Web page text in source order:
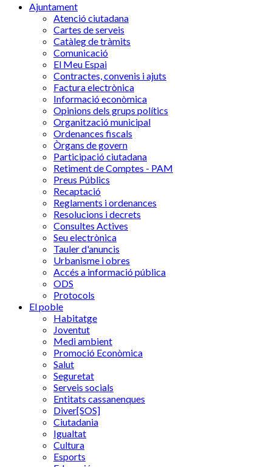
Ajuntament
Atenció ciutadana
Cartes de serveis
Catàleg de tràmits
Comunicació
El Meu Espai
Contractes, convenis i ajuts
Factura electrònica
Informació econòmica
Opinions dels grups polítics
Organització municipal
Ordenances fiscals
Òrgans de govern
Participació ciutadana
Retiment de Comptes - PAM
Preus Públics
Recaptació
Reglaments i ordenances
Resolucions i decrets
Consultes Actives
Seu electrònica
Tauler d'anuncis
Urbanisme i obres
Accés a informació pública
ODS
Protocols
El poble
Habitatge
Joventut
Medi ambient
Promoció Econòmica
Salut
Seguretat
Serveis socials
Entitats cassanenques
Diver[SOS]
Ciutadania
Igualtat
Cultura
Esports